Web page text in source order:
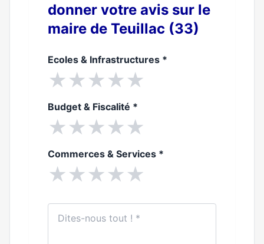
donner votre avis sur le
maire de Teuillac (33)
Ecoles & Infrastructures *
★★★★★
Budget & Fiscalité *
★★★★★
Commerces & Services *
★★★★★